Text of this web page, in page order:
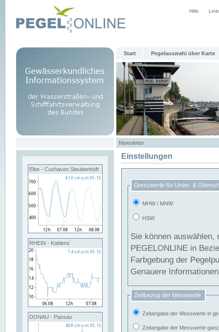
Hilfe
Start Pegelauswahl über Karte
Newsletter
Elbe - Cuxhaven Steubenhöft
RHEIN - Koblenz
DONAU - Passau
Einstellungen
Grenzwerte für Unter- &
MHW / MNW
HSW
Sie können
PEGELONLINE in Beziehung
Farbgebung der
Genauere
Zeitbezug der Messwerte:
Zeitangabe der Messwerte in
Zeitangabe der Messwerte